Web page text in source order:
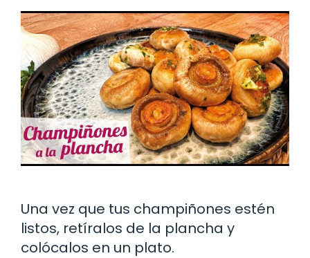
Una vez que tus champiñones estén
listos, retíralos de la plancha y
colócalos en un plato.